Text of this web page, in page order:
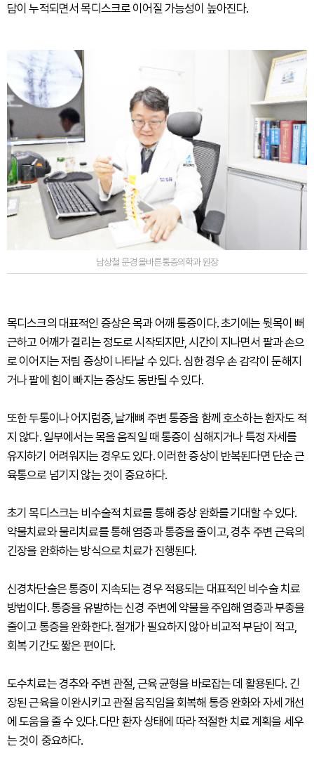
담이 누적되면서 목디스크로 이어질 가능성이 높아진다.
남상철 문경 올바른통증의학과 원장
목디스크의 대표적인 증상은 목과 어깨 통증이다. 초기에는 뒷목이 뻐
근하고 어깨가 결리는 정도로 시작되지만, 시간이 지나면서 팔과 손으
로 이어지는 저림 증상이 나타날 수 있다. 심한 경우 손 감각이 둔해지
거나 팔에 힘이 빠지는 증상도 동반될 수 있다.
또한 두통이나 어지럼증, 날개뼈 주변 통증을 함께 호소하는 환자도 적
지 않다. 일부에서는 목을 움직일 때 통증이 심해지거나 특정 자세를
유지하기 어려워지는 경우도 있다. 이러한 증상이 반복된다면 단순 근
육통으로 넘기지 않는 것이 중요하다.
초기 목디스크는 비수술적 치료를 통해 증상 완화를 기대할 수 있다.
약물치료와 물리치료를 통해 염증과 통증을 줄이고, 경추 주변 근육의
긴장을 완화하는 방식으로 치료가 진행된다.
신경차단술은 통증이 지속되는 경우 적용되는 대표적인 비수술 치료
방법이다. 통증을 유발하는 신경 주변에 약물을 주입해 염증과 부종을
줄이고 통증을 완화한다. 절개가 필요하지 않아 비교적 부담이 적고,
회복 기간도 짧은 편이다.
도수치료는 경추와 주변 관절, 근육 균형을 바로잡는 데 활용된다. 긴
장된 근육을 이완시키고 관절 움직임을 회복해 통증 완화와 자세 개선
에 도움을 줄 수 있다. 다만 환자 상태에 따라 적절한 치료 계획을 세우
는 것이 중요하다.